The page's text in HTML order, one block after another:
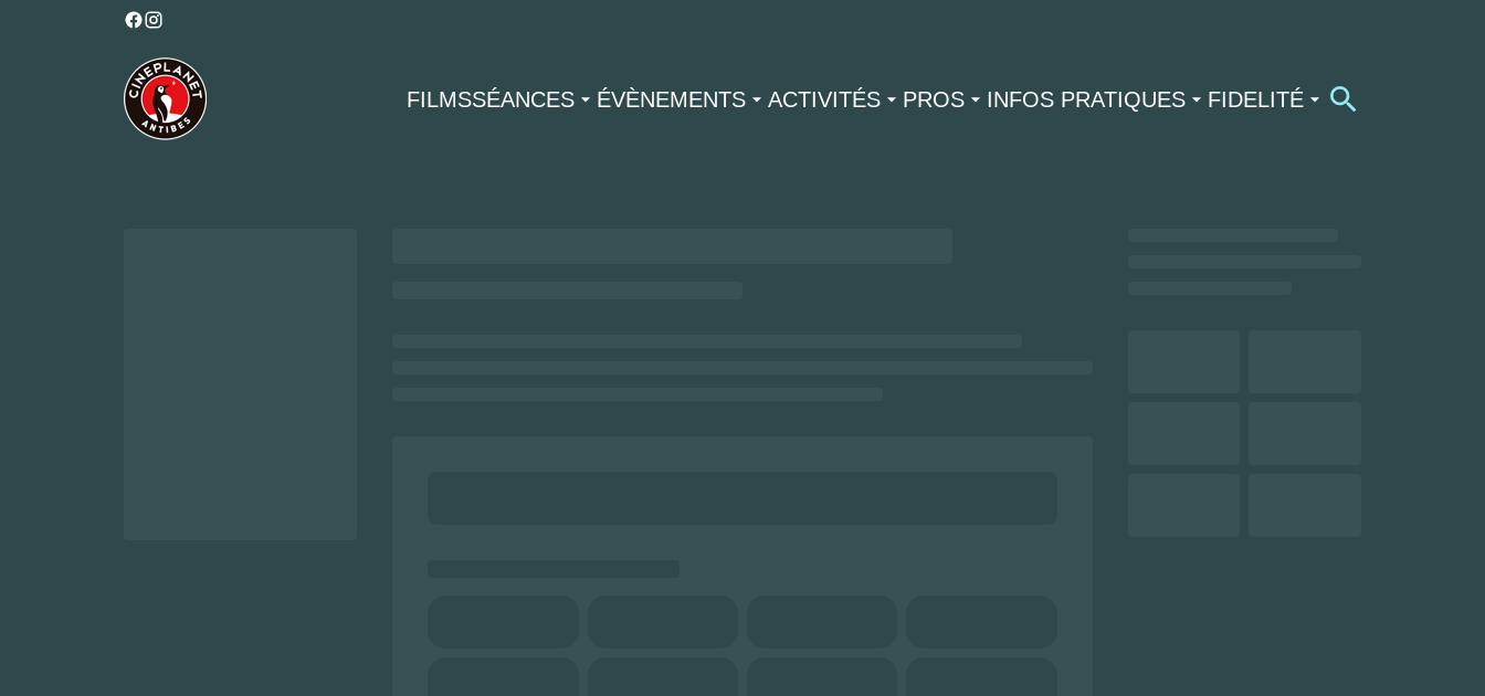
FILMSSÉANCES ÉVÈNEMENTS ACTIVITÉS PROS INFOS PRATIQUES FIDELITÉ